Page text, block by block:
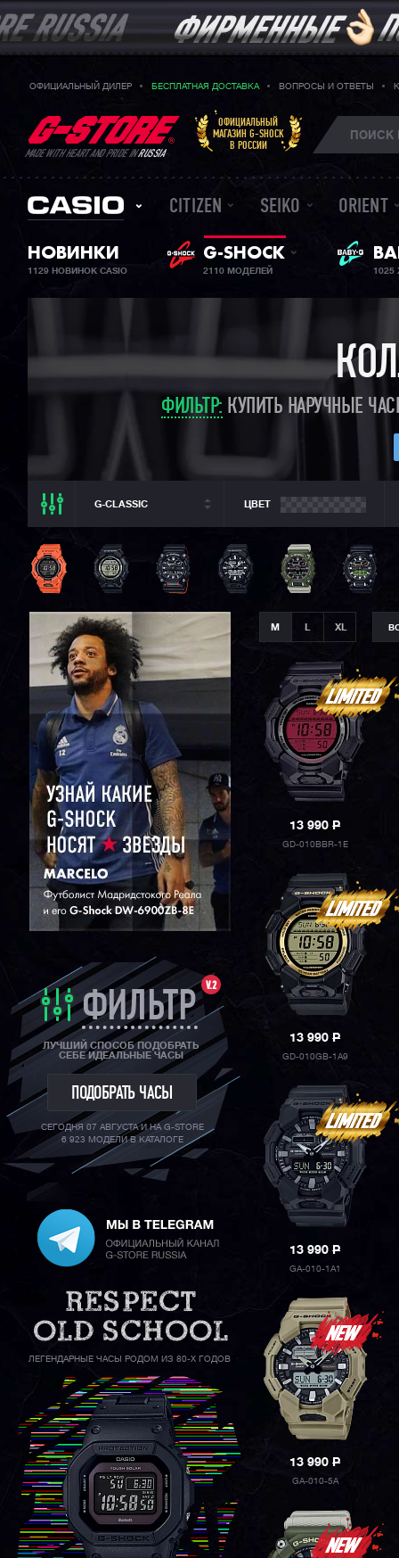
ОФИЦИАЛЬНЫЙ ДИЛЕР БЕСПЛАТНАЯ ДОСТАВКА ВОПРОСЫ И ОТВЕТЫ
MADE WITH HEART AND PRIDE INRUSSIA
ОФИЦИАЛЬНЫЙ
МАГАЗИН G-SHOCK
В РОССИИ
CITIZEN SEIKO ORIENT
НОВИНКИ
1129 НОВИНОК CASIO
G-SHOCK
2110 МОДЕЛЕЙ
ФИЛЬТР: КУПИТЬ НАРУЧНЫЕ
G-CLASSIC
ВСЕ CASIO
CASIO G-SHOCK
CASIO BABY-G
CASIO PRO TREK
CASIO EDIFICE
CITIZEN
SEIKO
ORIENT
ЦВЕТ
V.2
ФИЛЬТР
ЛУЧШИЙ СПОСОБ ПОДОБРАТЬ
СЕБЕ ИДЕАЛЬНЫЕ ЧАСЫ
ПОДОБРАТЬ ЧАСЫ
СЕГОДНЯ 07 АВГУСТА И НА G-STORE
6 923 МОДЕЛИ В КАТАЛОГЕ
ЛЕГЕНДАРНЫЕ ЧАСЫ РОДОМ ИЗ 80-Х ГОДОВ
M XL
13 990P
GD-010BBR-1E
13 990P
GD-010GB-1A9
13 990P
GA-010-1A1
13 990P
GA-010-5A